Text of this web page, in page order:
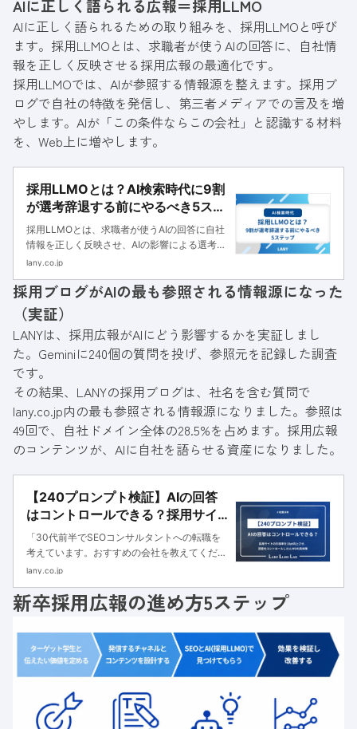
AIに正しく語られる広報＝採用LLMO
AIに正しく語られるための取り組みを、採用LLMOと呼び
ます。採用LLMOとは、求職者が使うAIの回答に、自社情
報を正しく反映させる採用広報の最適化です。
採用LLMOでは、AIが参照する情報源を整えます。採用ブ
ログで自社の特徴を発信し、第三者メディアでの言及を増
やします。AIが「この条件ならこの会社」と認識する材料
を、Web上に増やします。
採用LLMOとは？AI検索時代に9割
が選考辞退する前にやるべき5ステ
ップ
採用LLMOとは、求職者が使うAIの回答に自社
情報を正しく反映させ、AIの影響による選考辞
退を防ぐための最適化です。本記事ではLANY
要性と進め方5ステップ、成功事例を解説しま
す。
lany.co.jp
採用ブログがAIの最も参照される情報源になった
（実証）
LANYは、採用広報がAIにどう影響するかを実証しまし
た。Geminiに240個の質問を投げ、参照元を記録した調査
です。
その結果、LANYの採用ブログは、社名を含む質問で
lany.co.jp内の最も参照される情報源になりました。参照は
49回で、自社ドメイン全体の28.5%を占めます。採用広報
のコンテンツが、AIに自社を語らせる資産になりました。
【240プロンプト検証】AIの回答
はコントロールできる？採用サイ
トの引用率を10pt向上させ、回答
をコントロールしたLLMOの具体策
「30代前半でSEOコンサルタントへの転職を
考えています。おすすめの会社を教えてくださ
い」とAIに聞いたとき、自社の名前が出てくる
べきか？」とAIに聞いた時に、自社が推薦され
るか。これらが、これ...
lany.co.jp
新卒採用広報の進め方5ステップ